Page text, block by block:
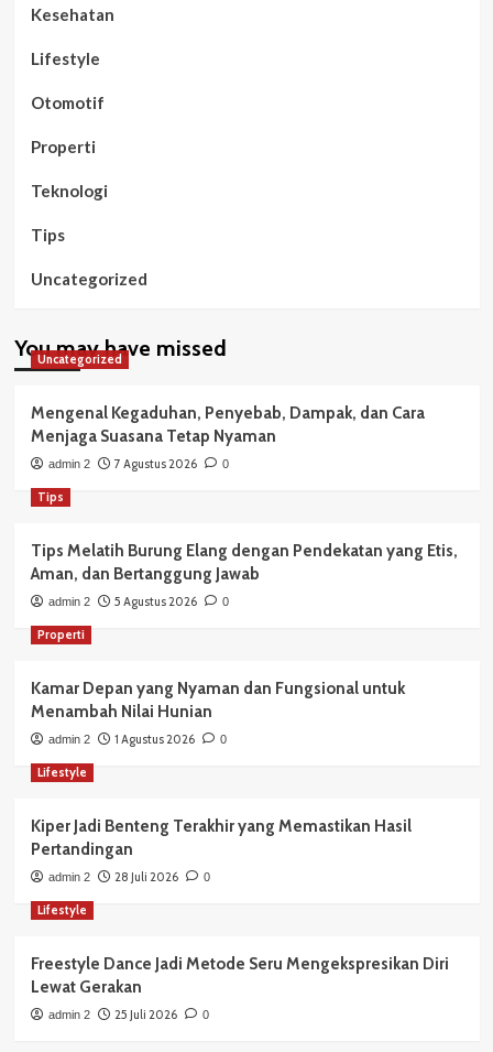
Kesehatan
Lifestyle
Otomotif
Properti
Teknologi
Tips
Uncategorized
You may have missed
Uncategorized
Mengenal Kegaduhan, Penyebab, Dampak, dan Cara
Menjaga Suasana Tetap Nyaman
admin 2 7 Agustus 2026 0
Tips
Tips Melatih Burung Elang dengan Pendekatan yang Etis,
Aman, dan Bertanggung Jawab
admin 2 5 Agustus 2026 0
Properti
Kamar Depan yang Nyaman dan Fungsional untuk
Menambah Nilai Hunian
admin 2 1 Agustus 2026 0
Lifestyle
Kiper Jadi Benteng Terakhir yang Memastikan Hasil
Pertandingan
admin 2 28 Juli 2026 0
Lifestyle
Freestyle Dance Jadi Metode Seru Mengekspresikan Diri
Lewat Gerakan
admin 2 25 Juli 2026 0